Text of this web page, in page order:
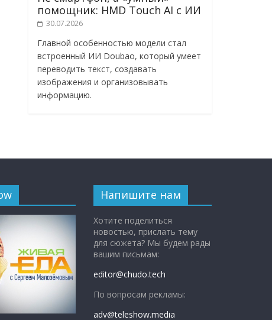
помощник: HMD Touch AI с ИИ
30.07.2026
Главной особенностью модели стал
встроенный ИИ Doubao, который умеет
переводить текст, создавать
изображения и организовывать
информацию.
Напишите нам
Хотите поделиться
новостью, прислать тему
для сюжета? Мы будем рады
вашим письмам:
editor@chudo.tech
По вопросам рекламы:
adv@teleshow.media